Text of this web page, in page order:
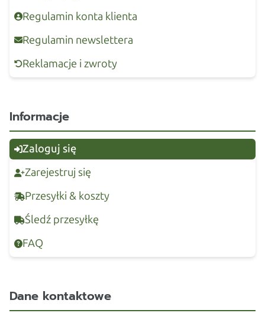
Regulamin konta klienta
Regulamin newslettera
Reklamacje i zwroty
Informacje
Zaloguj się
Zarejestruj się
Przesyłki & koszty
Śledź przesyłkę
FAQ
Dane kontaktowe